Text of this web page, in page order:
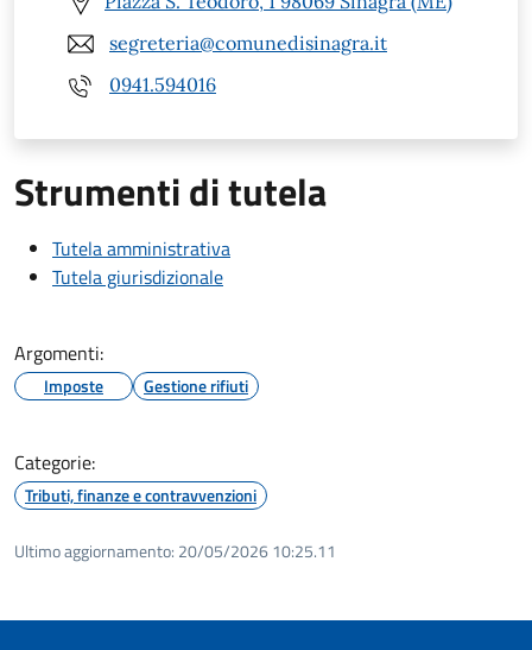
segreteria@comunedisinagra.it
0941.594016
Strumenti di tutela
Tutela amministrativa
Tutela giurisdizionale
Argomenti:
Imposte Gestione rifiuti
Categorie:
Tributi, finanze e contravvenzioni
Ultimo aggiornamento: 20/05/2026 10:25.11